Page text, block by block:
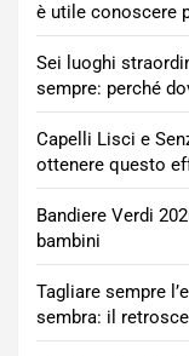
è utile conoscere
Sei luoghi
sempre: perché
Capelli Lisci e
ottenere questo
Bandiere Verdi
bambini
Tagliare sempre
sembra: il